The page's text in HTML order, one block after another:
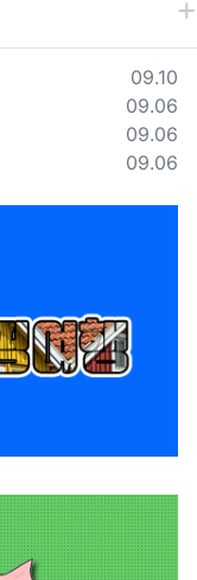
등록일
09.10
등록일
09.06
등록일
09.06
등록일
09.06